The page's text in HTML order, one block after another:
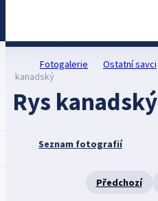
Fotogalerie Ostatní savci
kanadský
Rys kanadský
Seznam fotografií
Předchozí